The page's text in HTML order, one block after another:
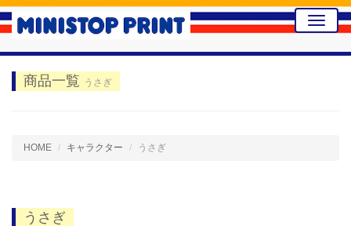
Toggle
商品一覧 うさぎ
HOME キャラクター うさぎ
うさぎ